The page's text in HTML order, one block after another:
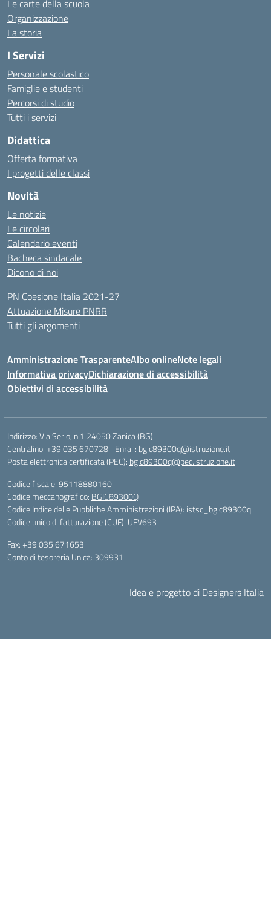
Le carte della scuola
Organizzazione
La storia
I Servizi
Personale scolastico
Famiglie e studenti
Percorsi di studio
Tutti i servizi
Didattica
Offerta formativa
I progetti delle classi
Novità
Le notizie
Le circolari
Calendario eventi
Bacheca sindacale
Dicono di noi
PN Coesione Italia 2021-27
Attuazione Misure PNRR
Tutti gli argomenti
Amministrazione TrasparenteAlbo onlineNote legali
Informativa privacyDichiarazione di accessibilità
Obiettivi di accessibilità
Indirizzo:Via Serio, n.1 24050 Zanica (BG)
Centralino:+39 035 670728 Email: bgic89300q@istruzione.it
Posta elettronica certificata (PEC): bgic89300q@pec.istruzione.it
Codice fiscale: 95118880160
Codice meccanografico: BGIC89300Q
Codice Indice delle Pubbliche Amministrazioni (IPA): istsc_bgic89300q
Codice unico di fatturazione (CUF): UFV693
Fax: +39 035 671653
Conto di tesoreria Unica: 309931
Idea e progetto di Designers Italia